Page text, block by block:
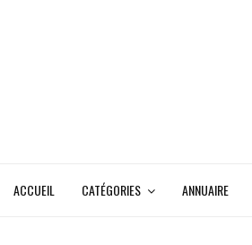
ACCUEIL CATÉGORIES ANNUAIRE